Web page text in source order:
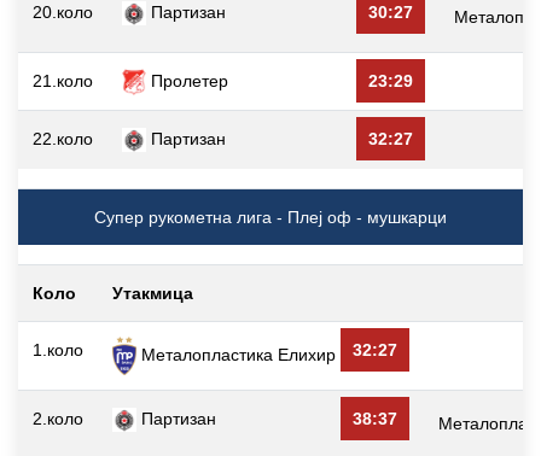
20.коло Партизан 30:27
21.коло Пролетер 23:29
22.коло Партизан 32:27
Супер рукометна лига - Плеј оф - мушкарци
Коло Утакмица
1.коло Металопластика Елиxир 32:27
2.коло Партизан 38:37